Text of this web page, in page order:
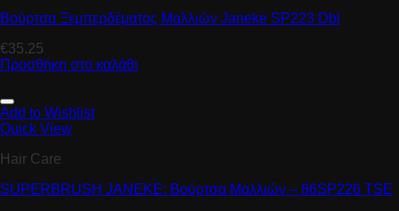
Βούρτσα Ξεμπερδέματος Μαλλιών Janeke SP223 Dbl
€35.25
Προσθήκη στο καλάθι
Add to Wishlist
Quick View
Hair Care
SUPERBRUSH JANEKE: Βούρτσα Μαλλιών – 86SP226 TSE